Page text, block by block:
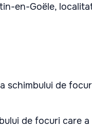
en-Goële,
schimbului de
de focuri care